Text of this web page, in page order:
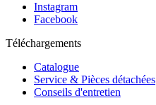
Instagram
Facebook
Téléchargements
Catalogue
Service & Pièces détachées
Conseils d'entretien